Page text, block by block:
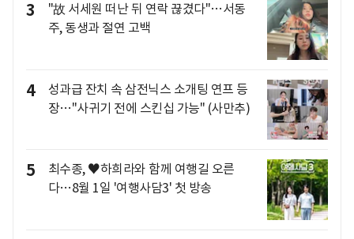
3
"故 서세원 떠난 뒤 연락 끊겼다"…서동
주, 동생과 절연 고백
4
성과급 잔치 속 삼전닉스 소개팅 연프 등
장…"사귀기 전에 스킨십 가능" (사만추)
5
최수종, ♥하희라와 함께 여행길 오른
다…8월 1일 '여행사담3' 첫 방송